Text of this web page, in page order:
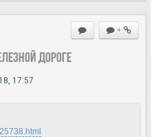
+
дороге
17:57